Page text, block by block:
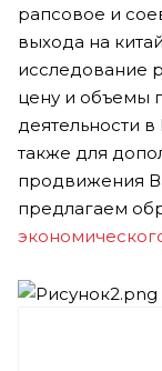
рапсовое и
выхода на
исследование
цену и объемы
деятельности
также для
продвижения
предлагаем